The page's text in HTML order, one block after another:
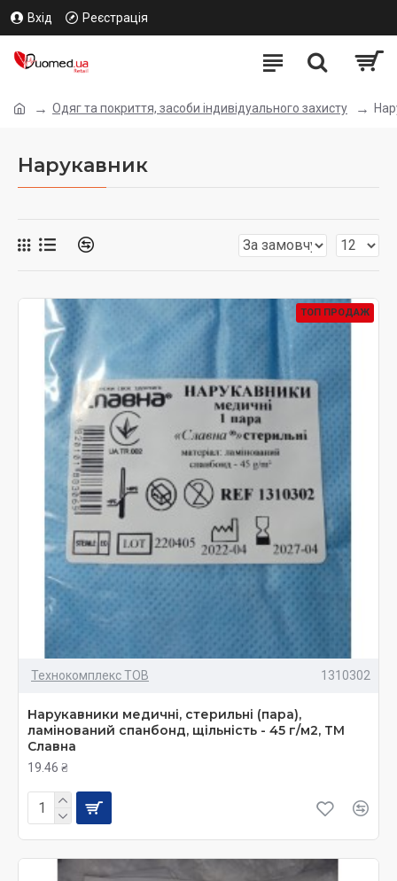
Вхід Реєстрація
Одяг та покриття, засоби індивідуального захисту
Нарукавник
ТОП ПРОДАЖ
Технокомплекс ТОВ 1310302
Нарукавники медичні, стерильні (пара),
ламінований спанбонд, щільність - 45 г/м2, ТМ
Славна
19.46 ₴